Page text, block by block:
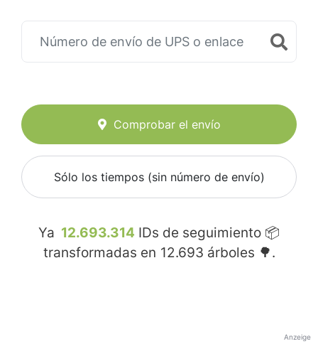
Comprobar el envío
Sólo los tiempos (sin número de envío)
Ya 12.693.314 IDs de seguimiento 📦
transformadas en 12.693 árboles 🌳.
Anzeige